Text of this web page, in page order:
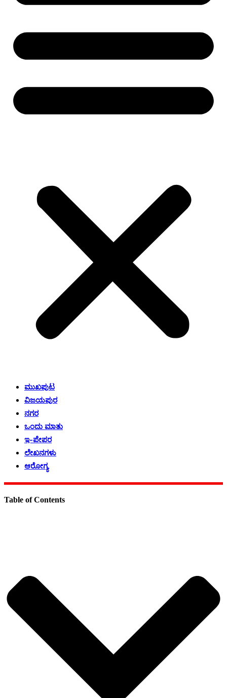
ಮುಖಪುಟ
ವಿಜಯಪುರ
ನಗರ
ಒಂದು ಮಾತು
ಇ-ಪೇಪರ
ಲೇಖನಗಳು
ಆರೋಗ್ಯ
Table of Contents